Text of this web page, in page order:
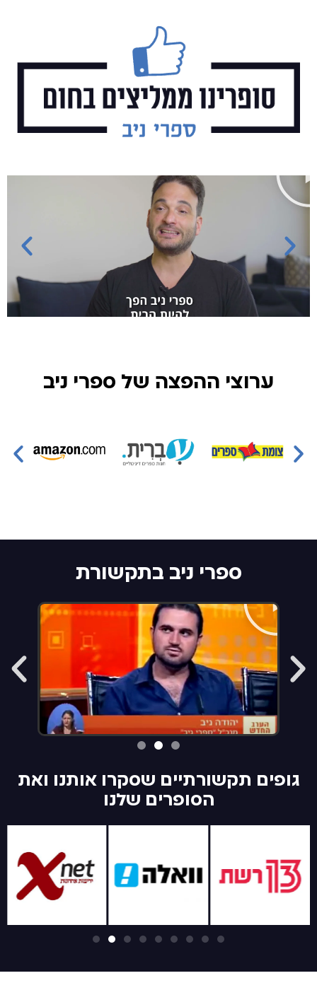
ערוצי ההפצה של ספרי ניב
ספרי ניב בתקשורת
גופים תקשורתיים שסקרו אותנו ואת
הסופרים שלנו